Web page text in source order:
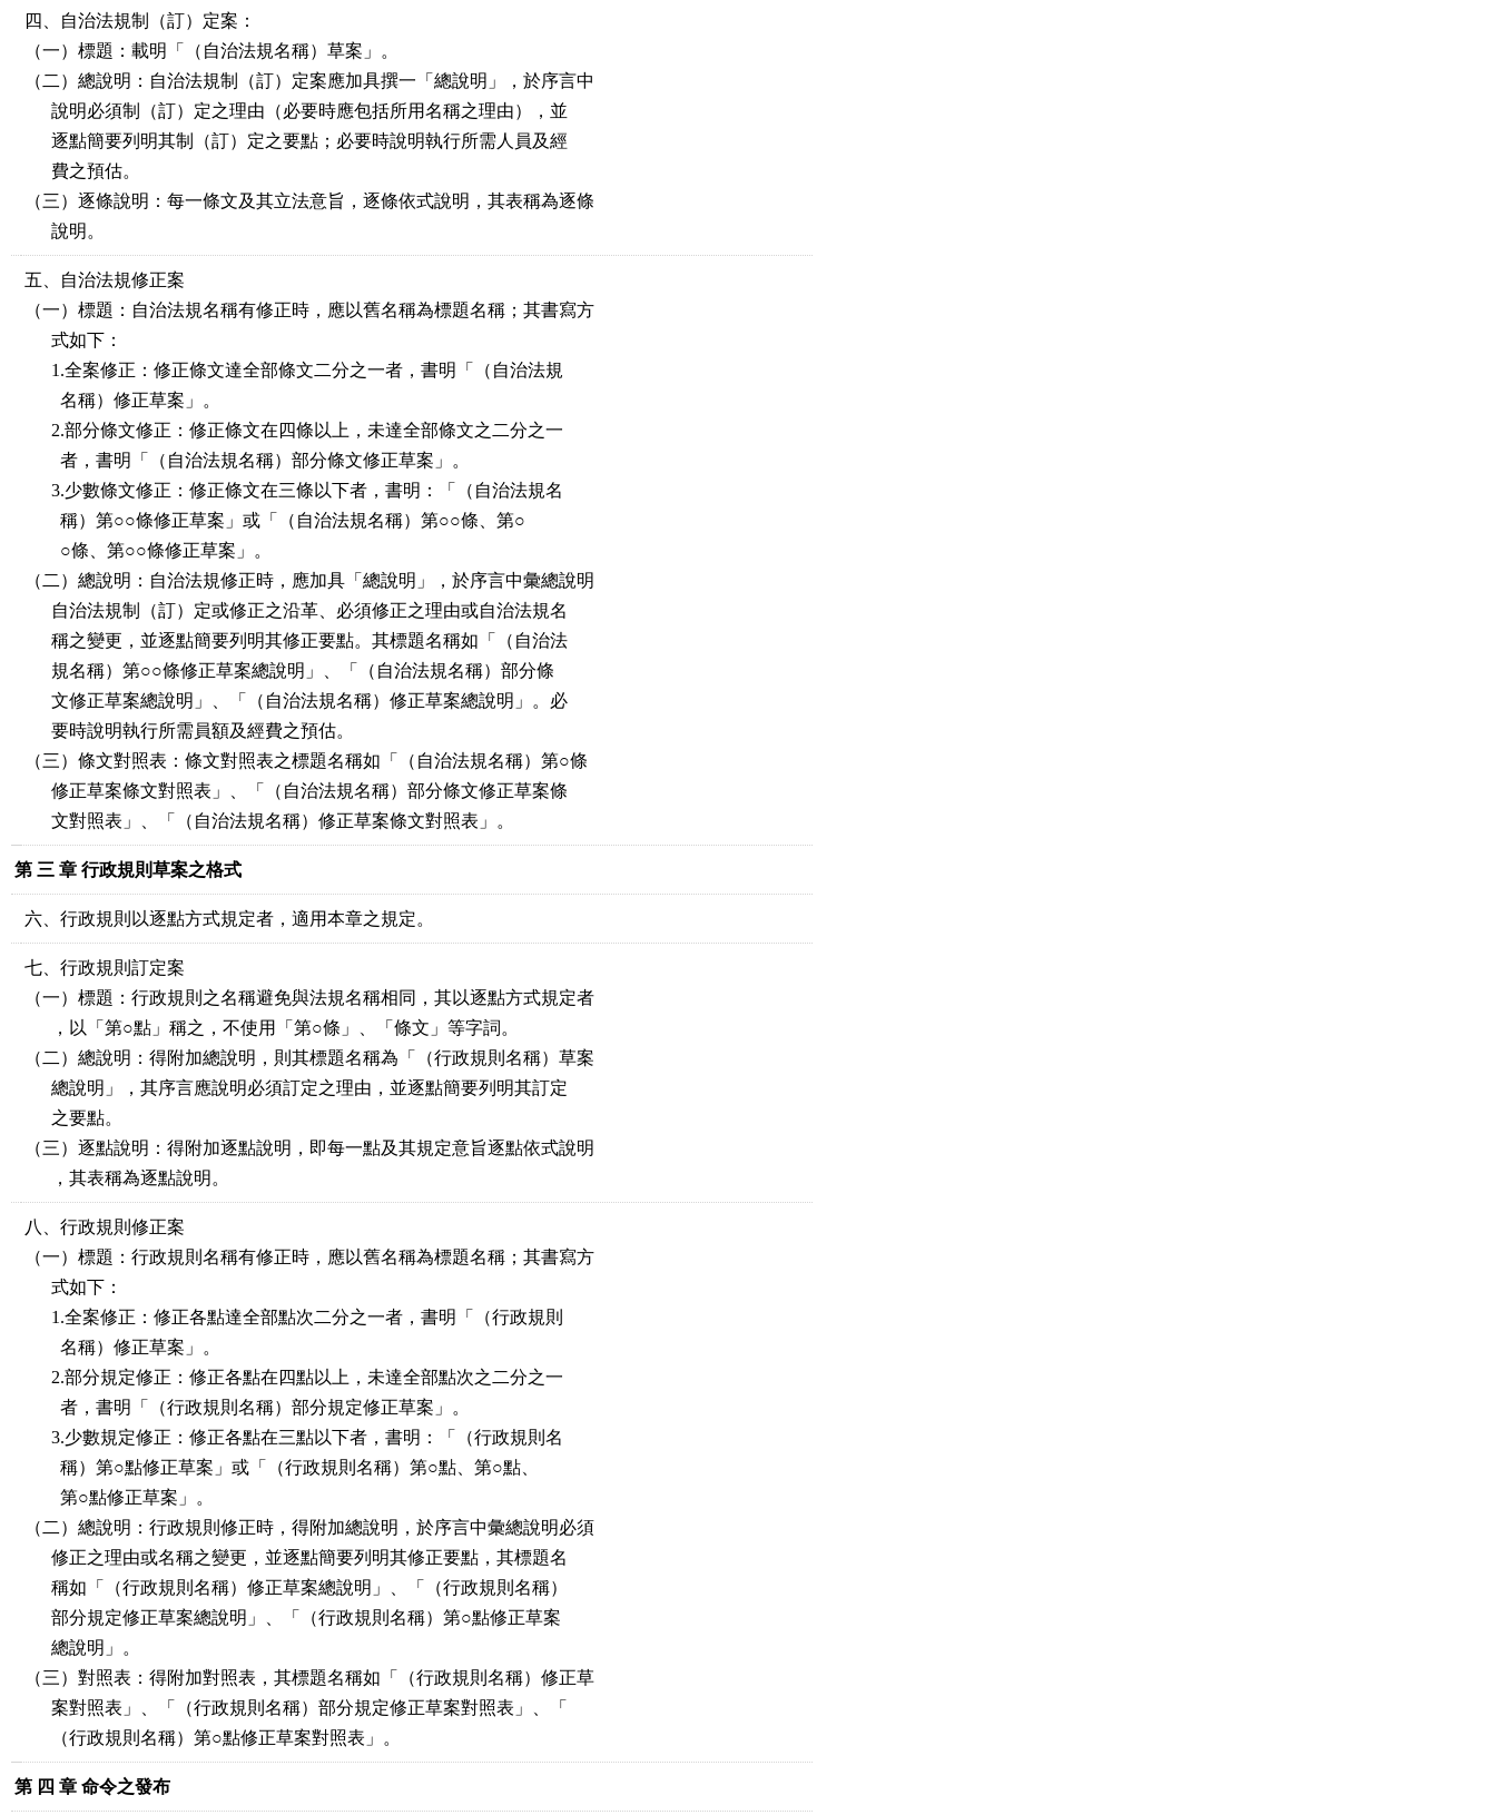
四、自治法規制（訂）定案：
（一）標題：載明「（自治法規名稱）草案」。
（二）總說明：自治法規制（訂）定案應加具撰一「總說明」，於序言中
說明必須制（訂）定之理由（必要時應包括所用名稱之理由），並
逐點簡要列明其制（訂）定之要點；必要時說明執行所需人員及經
費之預估。
（三）逐條說明：每一條文及其立法意旨，逐條依式說明，其表稱為逐條
說明。
五、自治法規修正案
（一）標題：自治法規名稱有修正時，應以舊名稱為標題名稱；其書寫方
式如下：
1.全案修正：修正條文達全部條文二分之一者，書明「（自治法規
名稱）修正草案」。
2.部分條文修正：修正條文在四條以上，未達全部條文之二分之一
者，書明「（自治法規名稱）部分條文修正草案」。
3.少數條文修正：修正條文在三條以下者，書明：「（自治法規名
稱）第○○條修正草案」或「（自治法規名稱）第○○條、第○
○條、第○○條修正草案」。
（二）總說明：自治法規修正時，應加具「總說明」，於序言中彙總說明
自治法規制（訂）定或修正之沿革、必須修正之理由或自治法規名
稱之變更，並逐點簡要列明其修正要點。其標題名稱如「（自治法
規名稱）第○○條修正草案總說明」、「（自治法規名稱）部分條
文修正草案總說明」、「（自治法規名稱）修正草案總說明」。必
要時說明執行所需員額及經費之預估。
（三）條文對照表：條文對照表之標題名稱如「（自治法規名稱）第○條
修正草案條文對照表」、「（自治法規名稱）部分條文修正草案條
文對照表」、「（自治法規名稱）修正草案條文對照表」。
第 三 章 行政規則草案之格式
六、行政規則以逐點方式規定者，適用本章之規定。
七、行政規則訂定案
（一）標題：行政規則之名稱避免與法規名稱相同，其以逐點方式規定者
，以「第○點」稱之，不使用「第○條」、「條文」等字詞。
（二）總說明：得附加總說明，則其標題名稱為「（行政規則名稱）草案
總說明」，其序言應說明必須訂定之理由，並逐點簡要列明其訂定
之要點。
（三）逐點說明：得附加逐點說明，即每一點及其規定意旨逐點依式說明
，其表稱為逐點說明。
八、行政規則修正案
（一）標題：行政規則名稱有修正時，應以舊名稱為標題名稱；其書寫方
式如下：
1.全案修正：修正各點達全部點次二分之一者，書明「（行政規則
名稱）修正草案」。
2.部分規定修正：修正各點在四點以上，未達全部點次之二分之一
者，書明「（行政規則名稱）部分規定修正草案」。
3.少數規定修正：修正各點在三點以下者，書明：「（行政規則名
稱）第○點修正草案」或「（行政規則名稱）第○點、第○點、
第○點修正草案」。
（二）總說明：行政規則修正時，得附加總說明，於序言中彙總說明必須
修正之理由或名稱之變更，並逐點簡要列明其修正要點，其標題名
稱如「（行政規則名稱）修正草案總說明」、「（行政規則名稱）
部分規定修正草案總說明」、「（行政規則名稱）第○點修正草案
總說明」。
（三）對照表：得附加對照表，其標題名稱如「（行政規則名稱）修正草
案對照表」、「（行政規則名稱）部分規定修正草案對照表」、「
（行政規則名稱）第○點修正草案對照表」。
第 四 章 命令之發布